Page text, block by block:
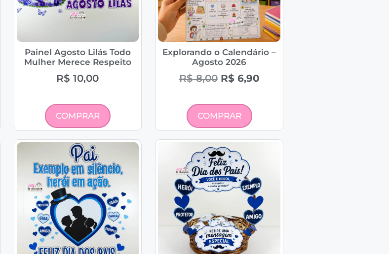
Painel Agosto Lilás Todo
Mulher Merece Respeito
R$ 10,00
COMPRAR
Explorando o Calendário –
Agosto 2026
R$8,00 R$6,90
COMPRAR